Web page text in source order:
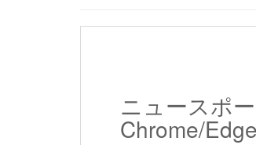
ニュースポ
Chrome/